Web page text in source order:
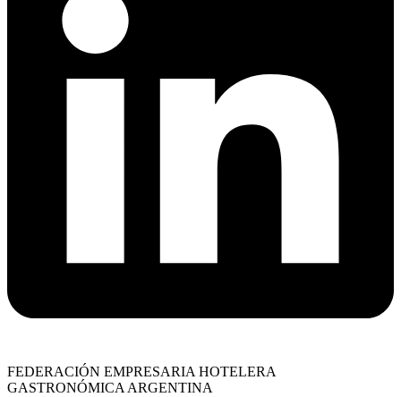
FEDERACIÓN EMPRESARIA HOTELERA
GASTRONÓMICA ARGENTINA